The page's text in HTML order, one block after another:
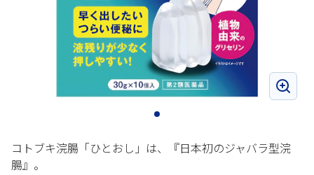
コトブキ浣腸「ひとおし」は、『日本初のジャバラ型浣
腸』。